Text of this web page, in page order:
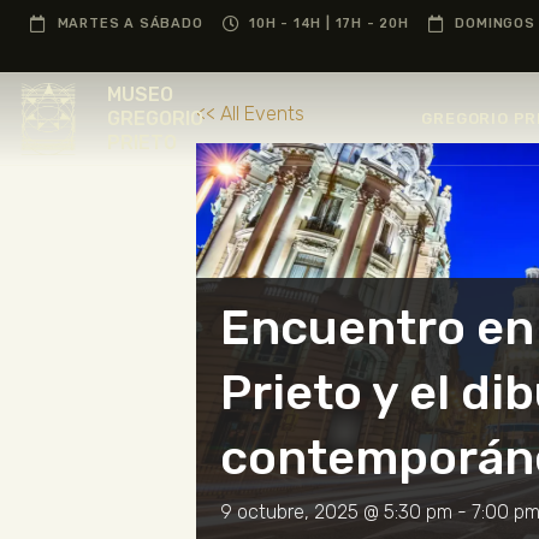
MARTES A SÁBADO 10H - 14H | 17H - 20H
MUSEO
GREGORIO<< All Events
Encuentro
Prieto y el
9 octubre, 2025 @ 5:30 pm - 7:00 pm